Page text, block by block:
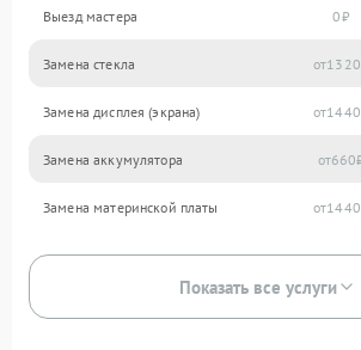
Выезд мастера 0
Замена стекла 1320
Замена дисплея (экрана) 1440
Замена аккумулятора 660
Замена материнской платы 1440
Показать все услуги